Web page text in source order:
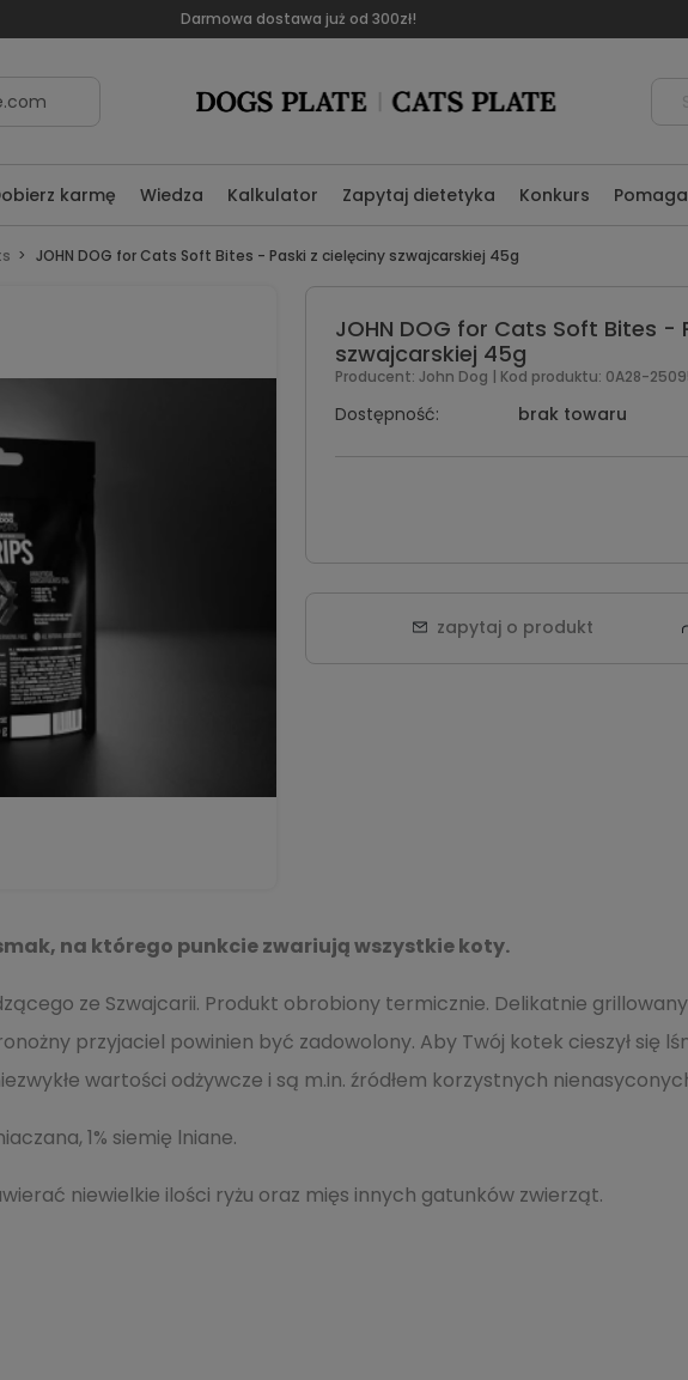
Darmowa dostawa już od 300zł!
karmę Wiedza Kalkulator Zapytaj dietetyka Konkurs
JOHN DOG for Cats Soft Bites - Paski z cielęciny szwajcarskiej 45g
JOHN DOG for Cats Soft Bites -
szwajcarskiej 45g
Producent: John Dog | Kod produktu: 0A28-
Dostępność: brak towaru
zapytaj o produkt
na którego punkcie zwariują wszystkie koty.
ze Szwajcarii. Produkt obrobiony termicznie. Delikatnie
przyjaciel powinien być zadowolony. Aby Twój kotek cieszył się
wartości odżywcze i są m.in. źródłem korzystnych
1% siemię lniane.
niewielkie ilości ryżu oraz mięs innych gatunków zwierząt.